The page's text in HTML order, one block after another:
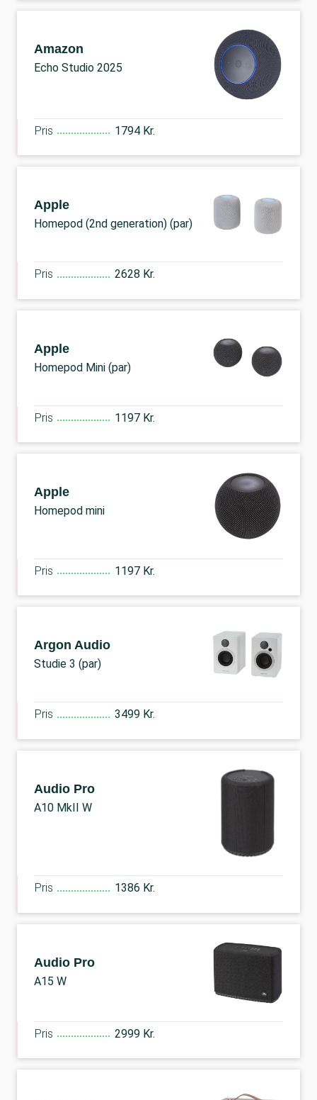
Amazon
Echo Studio 2025
Pris 1794 Kr.
Apple
Homepod (2nd generation) (par)
Pris 2628 Kr.
Apple
Homepod Mini (par)
Pris 1197 Kr.
Apple
Homepod mini
Pris 1197 Kr.
Argon Audio
Studie 3 (par)
Pris 3499 Kr.
Audio Pro
A10 MkII W
Pris 1386 Kr.
Audio Pro
A15 W
Pris 2999 Kr.